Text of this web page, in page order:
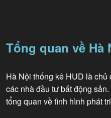
Tổng quan về Hà
Hà Nội thống kê HUD là
các nhà đầu tư bất động
tổng quan về tình hình phát